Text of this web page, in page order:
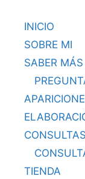
INICIO
SOBRE MI
SABER MÁS
CONSULTAS
TIENDA